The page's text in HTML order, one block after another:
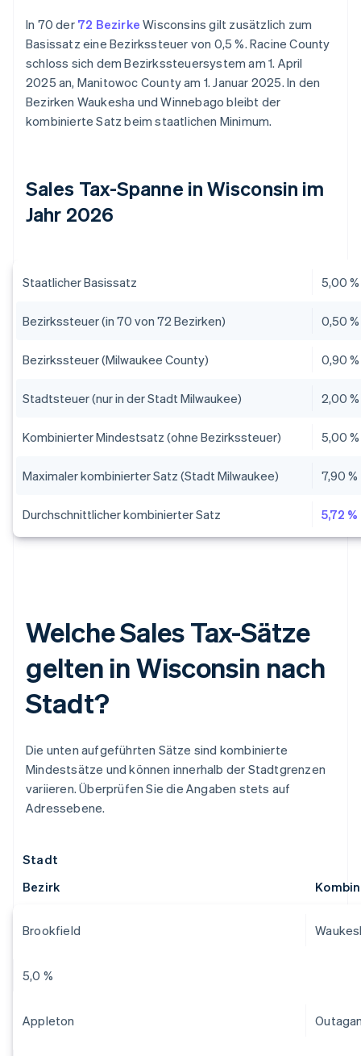
In 70 der 72 Bezirke Wisconsins gilt zusätzlich zum
Basissatz eine Bezirkssteuer von 0,5 %. Racine County
schloss sich dem Bezirkssteuersystem am 1. April
2025 an, Manitowoc County am 1. Januar 2025. In den
Bezirken Waukesha und Winnebago bleibt der
kombinierte Satz beim staatlichen Minimum.
Sales Tax-Spanne in Wisconsin im
Jahr 2026
Staatlicher Basissatz 5,00 %
Bezirkssteuer (in 70 von 72 Bezirken) 0,50 %
Bezirkssteuer (Milwaukee County) 0,90 %
Stadtsteuer (nur in der Stadt Milwaukee) 2,00 %
Kombinierter Mindestsatz (ohne Bezirkssteuer) 5,00 %
Maximaler kombinierter Satz (Stadt Milwaukee) 7,90 %
Durchschnittlicher kombinierter Satz 5,72 %
Welche Sales Tax-Sätze
gelten in Wisconsin nach
Stadt?
Die unten aufgeführten Sätze sind kombinierte
Mindestsätze und können innerhalb der Stadtgrenzen
variieren. Überprüfen Sie die Angaben stets auf
Adressebene.
Stadt
Bezirk
Brookfield
5,0 %
Appleton